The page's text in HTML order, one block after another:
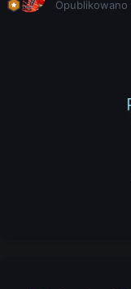
Opublikowano